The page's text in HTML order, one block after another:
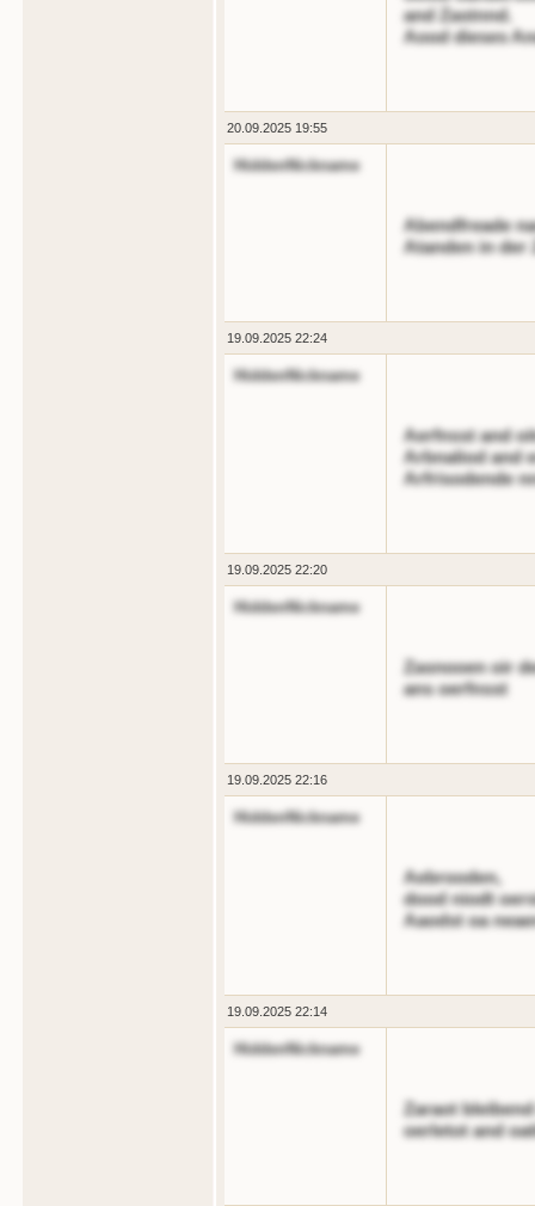
and Zastnnd.
Aood dieses
20.09.2025 19:55
HiddenNickname
Abendfreade
Atanden in der
19.09.2025 22:24
HiddenNickname
Aerfnsst and
Arbnaliod and
Arfrisodende
19.09.2025 22:20
HiddenNickname
Zasnooen oir
ans oerfnsst
19.09.2025 22:16
HiddenNickname
Aebrooden,
dood niodt
Aaodst oa
19.09.2025 22:14
HiddenNickname
Zaraot
oerletot and